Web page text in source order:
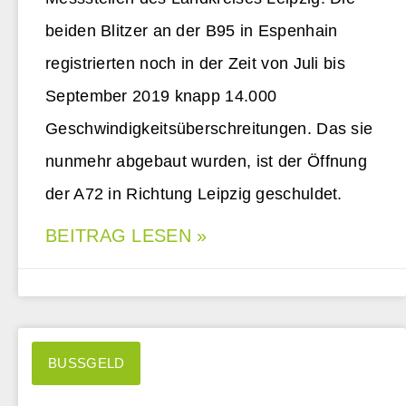
beiden Blitzer an der B95 in Espenhain
registrierten noch in der Zeit von Juli bis
September 2019 knapp 14.000
Geschwindigkeitsüberschreitungen. Das sie
nunmehr abgebaut wurden, ist der Öffnung
der A72 in Richtung Leipzig geschuldet.
BEITRAG LESEN »
BUSSGELD